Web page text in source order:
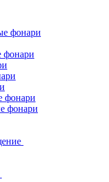
фонари
фонари
фонари
фонари